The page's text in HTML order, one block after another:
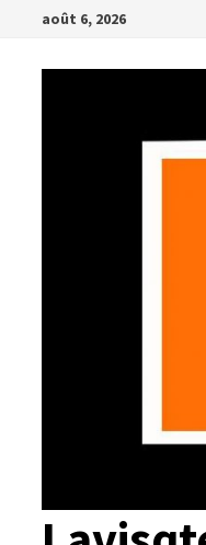
Passer
contenu
août 6, 2026